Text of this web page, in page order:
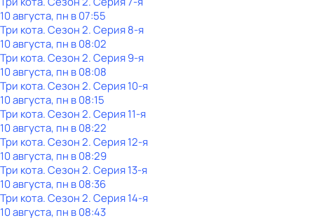
10 августа, пн в 07:55
Три кота. Сезон 2. Серия 8-я
10 августа, пн в 08:02
Три кота. Сезон 2. Серия 9-я
10 августа, пн в 08:08
Три кота. Сезон 2. Серия 10-я
10 августа, пн в 08:15
Три кота. Сезон 2. Серия 11-я
10 августа, пн в 08:22
Три кота. Сезон 2. Серия 12-я
10 августа, пн в 08:29
Три кота. Сезон 2. Серия 13-я
10 августа, пн в 08:36
Три кота. Сезон 2. Серия 14-я
10 августа, пн в 08:43